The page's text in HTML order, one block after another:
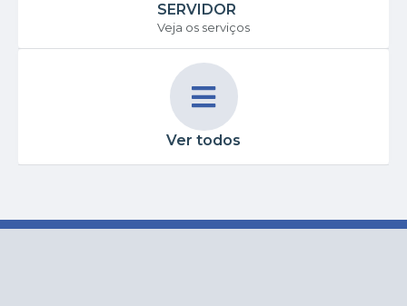
SERVIDOR
Veja os serviços
Ver todos